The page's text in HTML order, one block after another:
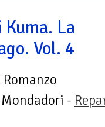
La
Vol. 4
| Romanzo
-